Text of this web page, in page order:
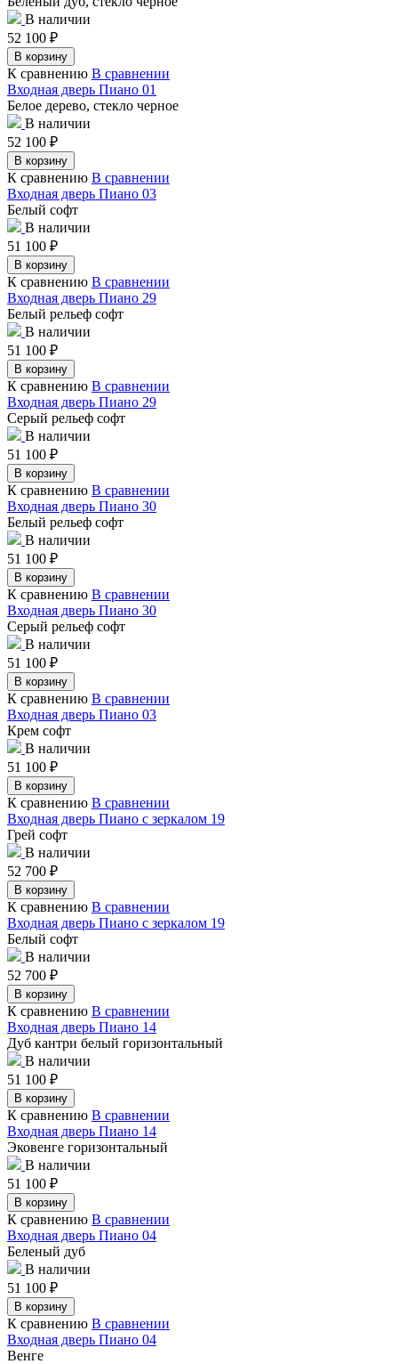
В наличии
52 100 ₽
В корзину
К сравнению В сравнении
Входная дверь Пиано 01
Белое дерево, стекло черное
В наличии
52 100 ₽
В корзину
К сравнению В сравнении
Входная дверь Пиано 03
Белый софт
В наличии
51 100 ₽
В корзину
К сравнению В сравнении
Входная дверь Пиано 29
Белый рельеф софт
В наличии
51 100 ₽
В корзину
К сравнению В сравнении
Входная дверь Пиано 29
Серый рельеф софт
В наличии
51 100 ₽
В корзину
К сравнению В сравнении
Входная дверь Пиано 30
Белый рельеф софт
В наличии
51 100 ₽
В корзину
К сравнению В сравнении
Входная дверь Пиано 30
Серый рельеф софт
В наличии
51 100 ₽
В корзину
К сравнению В сравнении
Входная дверь Пиано 03
Крем софт
В наличии
51 100 ₽
В корзину
К сравнению В сравнении
Входная дверь Пиано с зеркалом 19
Грей софт
В наличии
52 700 ₽
В корзину
К сравнению В сравнении
Входная дверь Пиано с зеркалом 19
Белый софт
В наличии
52 700 ₽
В корзину
К сравнению В сравнении
Входная дверь Пиано 14
Дуб кантри белый горизонтальный
В наличии
51 100 ₽
В корзину
К сравнению В сравнении
Входная дверь Пиано 14
Эковенге горизонтальный
В наличии
51 100 ₽
В корзину
К сравнению В сравнении
Входная дверь Пиано 04
Беленый дуб
В наличии
51 100 ₽
В корзину
К сравнению В сравнении
Входная дверь Пиано 04
Венге